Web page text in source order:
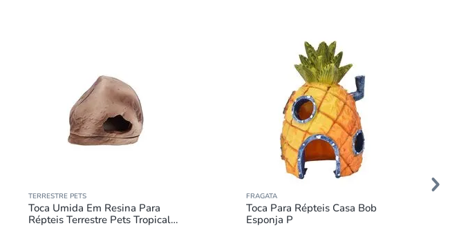
TERRESTRE PETS
Toca Umida Em Resina Para
Répteis Terrestre Pets Tropical
FRAGATA
Toca Para Répteis Casa Bob
Esponja P